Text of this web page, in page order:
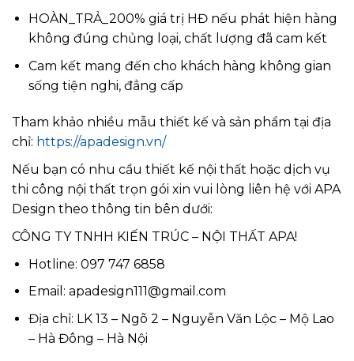
HOÀN_TRẢ_200% giá trị HĐ nếu phát hiện hàng
không đúng chủng loại, chất lượng đã cam kết
Cam kết mang đến cho khách hàng không gian
sống tiện nghi, đẳng cấp
Tham khảo nhiều mẫu thiết kế và sản phẩm tại địa
chỉ: https://apadesign.vn/
Nếu bạn có nhu cầu thiết kế nội thất hoặc dịch vụ
thi công nội thất trọn gói xin vui lòng liên hệ với APA
Design theo thông tin bên dưới:
CÔNG TY TNHH KIẾN TRÚC – NỘI THẤT APA!
Hotline: 097 747 6858
Email: apadesign111@gmail.com
Địa chỉ: LK 13 – Ngõ 2 – Nguyễn Văn Lộc – Mộ Lao
– Hà Đông – Hà Nội